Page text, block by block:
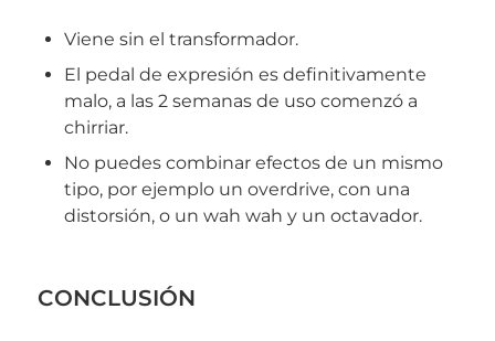
Viene sin el transformador.
El pedal de expresión es definitivamente
malo, a las 2 semanas de uso comenzó a
chirriar.
No puedes combinar efectos de un mismo
tipo, por ejemplo un overdrive, con una
distorsión, o un wah wah y un octavador.
CONCLUSIÓN